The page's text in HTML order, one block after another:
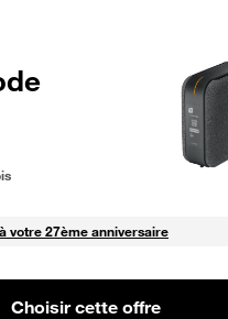
Fibre_18_26
0 mois puis 49,99 € par mois,
mois
votre 27ème anniversaire
Choisir cette offre